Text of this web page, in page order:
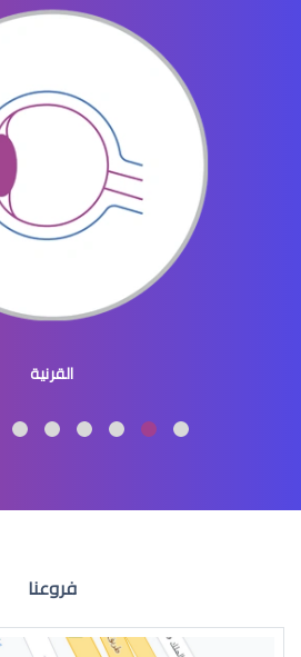
عيون الاطفال المنتفخه
عيون الاطفال المنغوليين
القرنية
فروعنا